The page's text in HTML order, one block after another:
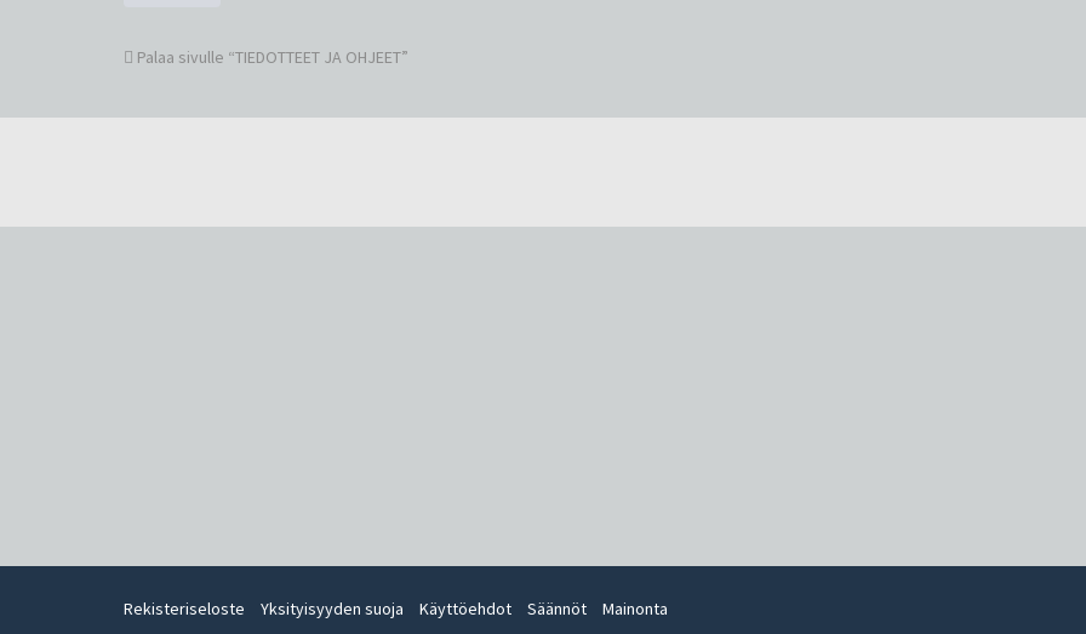
Palaa sivulle “TIEDOTTEET JA OHJEET”
Rekisteriseloste Yksityisyyden suoja Käyttöehdot Säännöt Mainonta